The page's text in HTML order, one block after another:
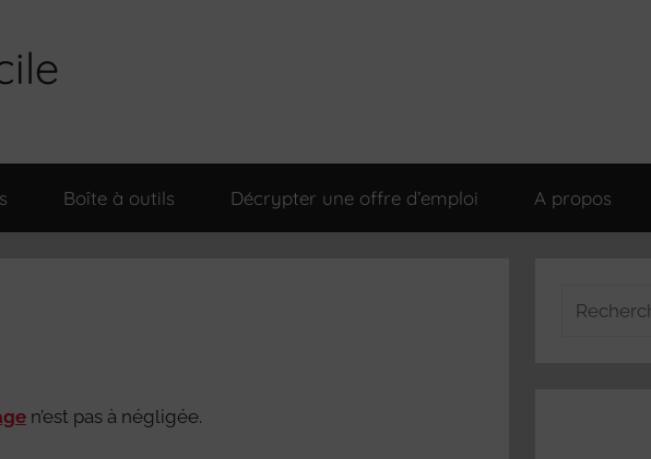
Boîte à outils Décrypter une offre d’emploi A propos
n’est pas à négligée.
Recherche